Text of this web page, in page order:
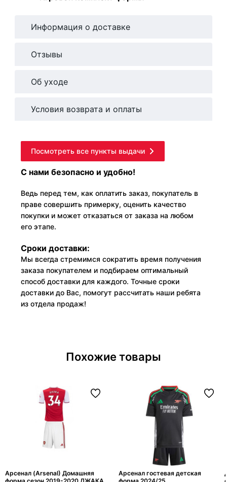
Информация о доставке
Отзывы
Об уходе
Условия возврата и оплаты
Посмотреть все пункты выдачи
С нами безопасно и удобно!
Ведь перед тем, как оплатить заказ, покупатель в
праве совершить примерку, оценить качество
покупки и может отказаться от заказа на любом
его этапе.
Сроки доставки:
Мы всегда стремимся сократить время получения
заказа покупателем и подбираем оптимальный
способ доставки для каждого. Точные сроки
доставки до Вас, помогут рассчитать наши ребята
из отдела продаж!
Похожие товары
Арсенал (Arsenal) Домашняя
Арсенал гостевая детская